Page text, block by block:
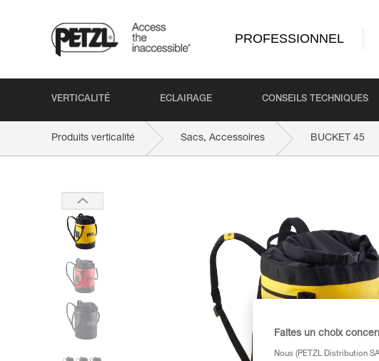
PROFESSIONNEL
VERTICALITÉ ECLAIRAGE CONSEILS TECHNIQUES
Produits verticalité Sacs, Accessoires BUCKET 45
Faites un choix
Nous (PETZL Distribution